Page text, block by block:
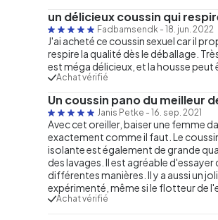
un délicieux coussin qui
Fadbamsendk - 18. jun. 2022
J'ai acheté ce coussin sexuel car il
respire la qualité dès le déballage.
est méga délicieux, et la housse peut
Achat vérifié
Un coussin pano du meilleur
Janis Petke - 16. sep. 2021
Avec cet oreiller, baiser une femme
exactement comme il faut. Le
isolante est également de grande
des lavages. Il est agréable
différentes manières. Il y a aussi un
expérimenté, même si le flotteur de
Achat vérifié